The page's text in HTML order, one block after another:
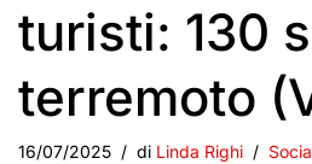
turisti: 130
terremoto
16/07/2025 di Linda Righi